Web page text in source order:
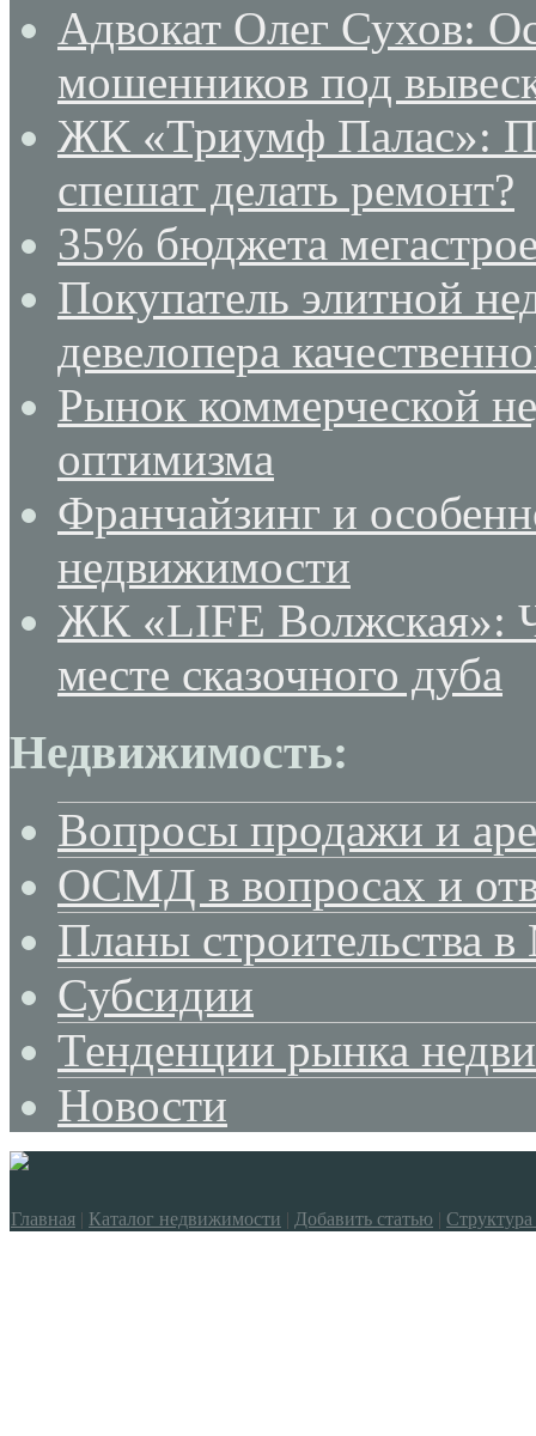
Адвокат Олег Сухов:
мошенников под
ЖК «Триумф Палас»:
спешат делать ремонт?
35% бюджета
Покупатель элитной
девелопера
Рынок коммерческой
оптимизма
Франчайзинг и
недвижимости
ЖК «LIFE Волжская»:
месте сказочного дуба
Недвижимость:
Вопросы продажи и
ОСМД в вопросах и
Планы строительства
Субсидии
Тенденции рынка
Новости
Главная | Каталог недвижимости | Добавить статью | Структура